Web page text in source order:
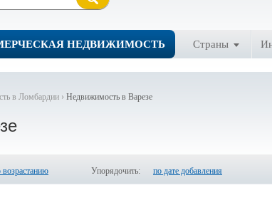
НЕДВИЖИМОСТЬ Страны
в Ломбардии › Недвижимость в Варезе
возрастанию Упорядочить: по дате добавления